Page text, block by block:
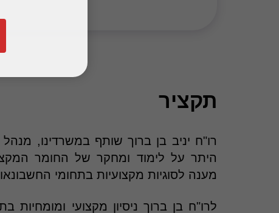
תקציר
רו"ח יניב בן ברוך שותף במשרדינו,
היתר על לימוד ומחקר של החומר
מענה לסוגיות מקצועיות בתחומי
לרו"ח בן ברוך ניסיון מקצועי ומומחיות